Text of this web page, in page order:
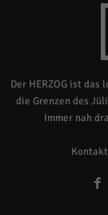
Der HERZOG ist
die Grenzen des
Immer nah